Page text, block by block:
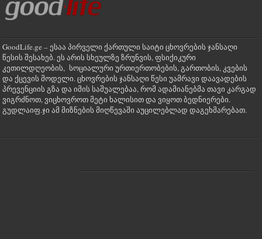
GoodLife.ge – ესაა პირველი ქართული საიტი ცხოვრების ჯანსაღი
წესის შესახებ. ეს არის სხეულზე ზრუნვის, ფსიქიკური
კეთილდღეობის, სოციალური ურთიერთობების, გართობის, კვების
და ქცევის მოდელი. ცხოვრების ჯანსაღი წესი უამრავი დაავადების
პრევენციის გზა და იმის საშუალებაა, რომ ადამიანებმა თავი კარგად
ვიგრძნოთ, ვიცხოვროთ მეტი ხალისით და ვიყოთ ბედნიერები.
გუდლაიფ.ჯი ამ მიზნების მიღწევაში აუცილებლად დაგეხმარებათ.